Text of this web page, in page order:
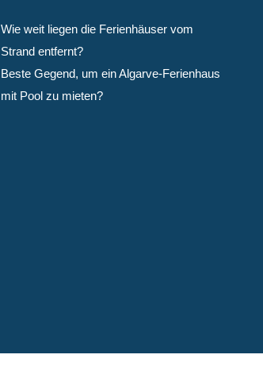
Wie weit liegen die Ferienhäuser vom
Strand entfernt?
Beste Gegend, um ein Algarve-Ferienhaus
mit Pool zu mieten?